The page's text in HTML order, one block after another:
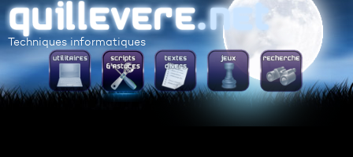
Techniques informatiques